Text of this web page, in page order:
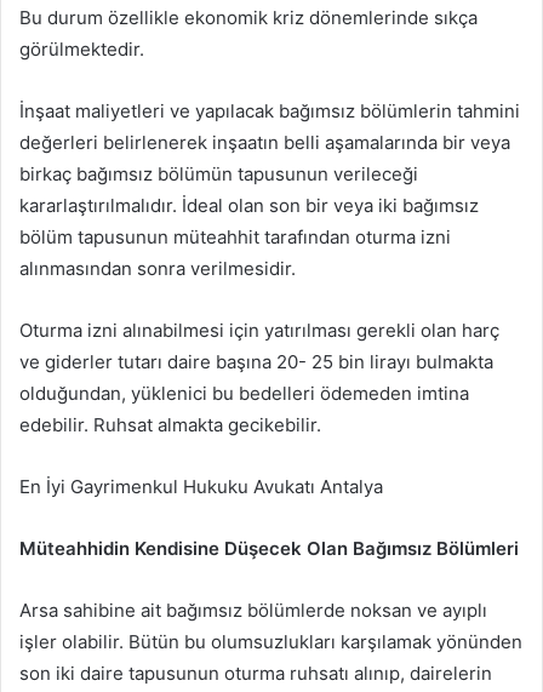
Bu durum özellikle ekonomik kriz dönemlerinde sıkça
görülmektedir.
İnşaat maliyetleri ve yapılacak bağımsız bölümlerin tahmini
değerleri belirlenerek inşaatın belli aşamalarında bir veya
birkaç bağımsız bölümün tapusunun verileceği
kararlaştırılmalıdır. İdeal olan son bir veya iki bağımsız
bölüm tapusunun müteahhit tarafından oturma izni
alınmasından sonra verilmesidir.
Oturma izni alınabilmesi için yatırılması gerekli olan harç
ve giderler tutarı daire başına 20- 25 bin lirayı bulmakta
olduğundan, yüklenici bu bedelleri ödemeden imtina
edebilir. Ruhsat almakta gecikebilir.
En İyi Gayrimenkul Hukuku Avukatı Antalya
Müteahhidin Kendisine Düşecek Olan Bağımsız Bölümleri
Arsa sahibine ait bağımsız bölümlerde noksan ve ayıplı
işler olabilir. Bütün bu olumsuzlukları karşılamak yönünden
son iki daire tapusunun oturma ruhsatı alınıp, dairelerin